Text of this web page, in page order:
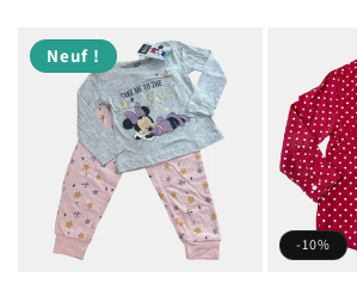
Neuf !
-10%